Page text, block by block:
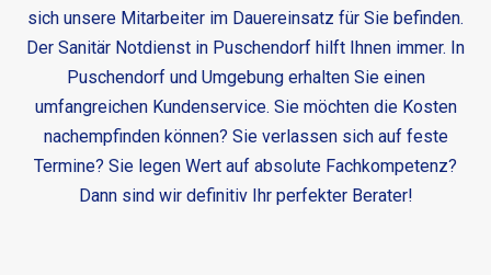
sich unsere Mitarbeiter im Dauereinsatz für Sie befinden.
Der Sanitär Notdienst in Puschendorf hilft Ihnen immer. In
Puschendorf und Umgebung erhalten Sie einen
umfangreichen Kundenservice. Sie möchten die Kosten
nachempfinden können? Sie verlassen sich auf feste
Termine? Sie legen Wert auf absolute Fachkompetenz?
Dann sind wir definitiv Ihr perfekter Berater!